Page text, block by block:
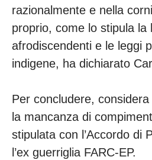
razionalmente e nella
proprio, come lo stipula la
afrodiscendenti e le leggi
indigene, ha dichiarato
Per concludere,
la mancanza di
stipulata con l’Accordo di
l’ex guerriglia FARC-EP.